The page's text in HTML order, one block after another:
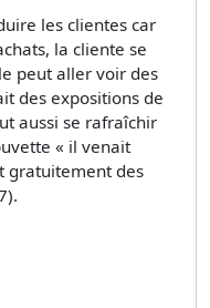
les clientes car
la cliente se
peut aller voir des
des expositions de
aussi se rafraîchir
« il venait
gratuitement des